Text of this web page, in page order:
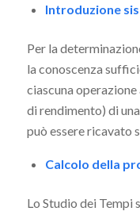
Introduzione
Per la
la conoscenza
ciascuna
di rendimento) di
può essere ricavato
Calcolo della
Lo Studio dei Tempi